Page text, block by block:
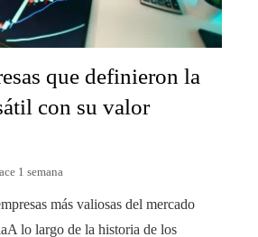
que definieron la
con su valor
1 semana
más valiosas del mercado
lo largo de la historia de los